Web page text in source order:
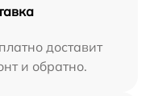
доставит
и обратно.